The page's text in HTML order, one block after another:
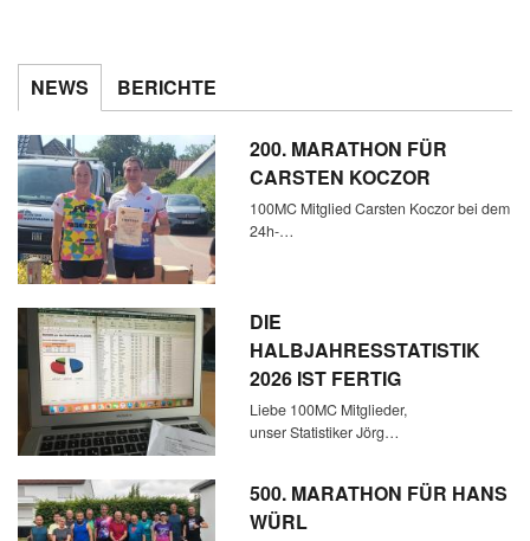
NEWS BERICHTE
200. MARATHON FÜR
CARSTEN KOCZOR
100MC Mitglied Carsten Koczor bei dem
24h-…
DIE
HALBJAHRESSTATISTIK
2026 IST FERTIG
Liebe 100MC Mitglieder,
unser Statistiker Jörg…
500. MARATHON FÜR HANS
WÜRL